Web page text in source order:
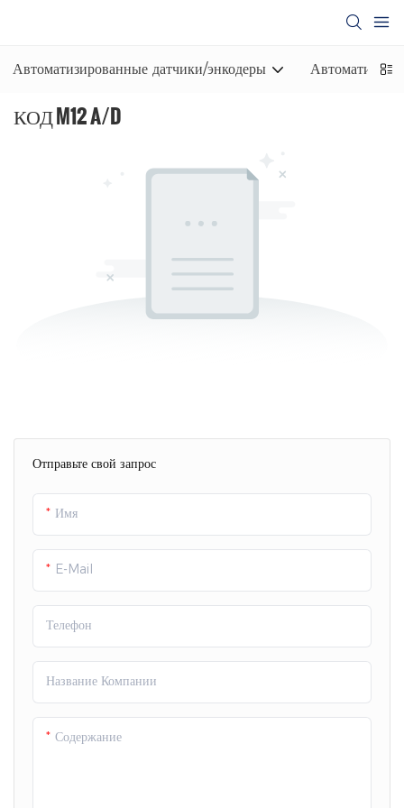
Автоматизированные датчики/энкодеры
КОД M12 A/D
Отправьте свой запрос
Имя
E-Mail
Телефон
Название Компании
Содержание